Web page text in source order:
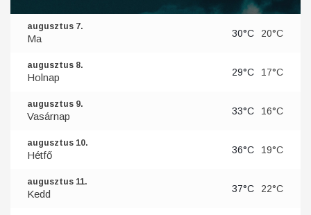
augusztus 7.
Ma 30°C 20°C
augusztus 8.
Holnap 29°C 17°C
augusztus 9.
Vasárnap 33°C 16°C
augusztus 10.
Hétfő 36°C 19°C
augusztus 11.
Kedd 37°C 22°C